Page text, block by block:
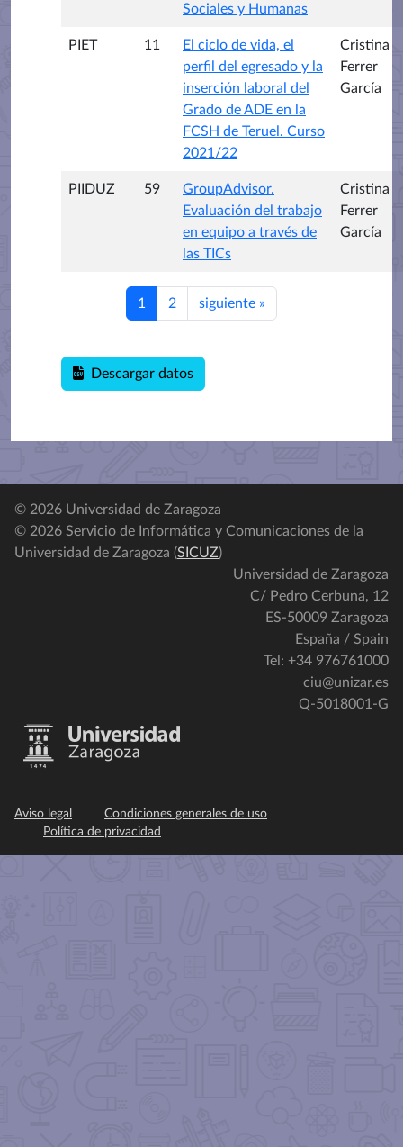
Sociales y Humanas
PIET 11
El ciclo de vida, el
perfil del egresado y la
inserción laboral del
Grado de ADE en la
FCSH de Teruel. Curso
2021/22
Cristina
Ferrer
García
PIIDUZ 59
GroupAdvisor.
Evaluación del trabajo
en equipo a través de
las TICs
Cristina
Ferrer
García
1 2 siguiente »
Descargar datos
© 2026 Universidad de Zaragoza
© 2026 Servicio de Informática y Comunicaciones de la
Universidad de Zaragoza (SICUZ)
Universidad de Zaragoza
C/ Pedro Cerbuna, 12
ES-50009 Zaragoza
España / Spain
Tel: +34 976761000
ciu@unizar.es
Q-5018001-G
Aviso legal
Condiciones generales de uso
Política de privacidad